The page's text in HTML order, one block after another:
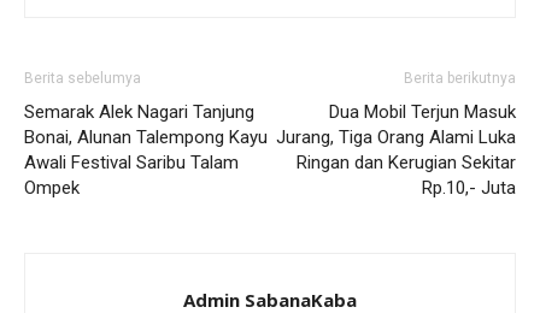
Berita sebelumya
Semarak Alek Nagari Tanjung
Bonai, Alunan Talempong Kayu
Awali Festival Saribu Talam
Ompek
Berita berikutnya
Dua Mobil Terjun Masuk
Jurang, Tiga Orang Alami Luka
Ringan dan Kerugian Sekitar
Rp.10,- Juta
Admin SabanaKaba